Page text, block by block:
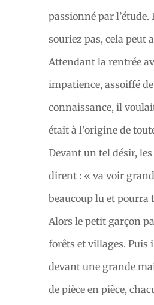
passionné par l’étude.
souriez pas, cela peut
Attendant la rentrée
impatience, assoiffé de
connaissance, il
était à l’origine de
Devant un tel désir,
dirent : « va voir
beaucoup lu et pourra
Alors le petit garçon
forêts et villages. Puis
devant une grande
de pièce en pièce,